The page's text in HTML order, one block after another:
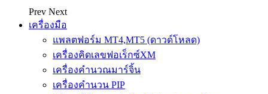
Prev Next
เครื่องมือ
แพลตฟอร์ม MT4,MT5 (ดาวด์โหลด)
เครื่องคิดเลขฟอเร็กซ์XM
เครื่องคำนวณมาร์จิ้น
เครื่องคำนวน PIP